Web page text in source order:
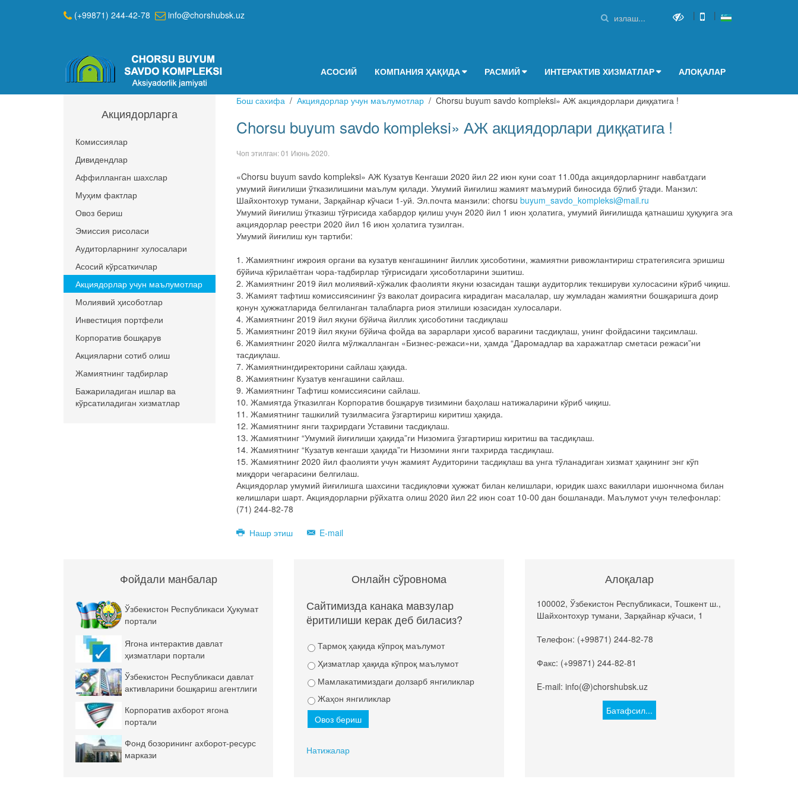
(+99871) 244-42-78 info@chorshubsk.uz | |
АСОСИЙ КОМПАНИЯ ҲАҚИДА РАСМИЙ ИНТЕРАКТИВ ХИЗМАТЛАР АЛОҚАЛАР
Бош сахифа Акциядорлар учун маълумотлар Chorsu buyum savdo komplеksi» АЖ акциядорлари диққатига !
Chorsu buyum savdo komplеksi» АЖ акциядорлари диққатига !
Чоп этилган:01 Июнь 2020
«Chorsu buyum savdo komplеksi» АЖ Кузатув Кенгаши 2020 йил 22 июн куни соат 11.00да акциядорларнинг навбатдаги
умумий йиғилиши ўтказилишини маълум қилади. Умумий йиғилиш жамият маъмурий биносида бўлиб ўтади. Манзил:
Шайхонтохур тумани, Зарқайнар кўчаси 1-уй. Эл.почта манзили: chorsubuyum_savdo_kompleksi@mail.ru
Умумий йиғилиш ўтказиш тўғрисида хабардор қилиш учун 2020 йил 1 июн ҳолатига, умумий йиғилишда қатнашиш ҳуқуқига эга
акциядорлар реестри 2020 йил 16 июн ҳолатига тузилган.
Умумий йиғилиш кун тартиби:
1. Жамиятнинг ижроия органи ва кузатув кенгашининг йиллик ҳисоботини, жамиятни ривожлантириш стратегиясига эришиш
бўйича кўрилаётган чора-тадбирлар тўғрисидаги ҳисоботларини эшитиш.
2. Жамиятнинг 2019 йил молиявий-хўжалик фаолияти якуни юзасидан ташқи аудиторлик текшируви хулосасини кўриб чиқиш.
3. Жамият тафтиш комиссиясининг ўз ваколат доирасига кирадиган масалалар, шу жумладан жамиятни бошқаришга доир
қонун ҳужжатларида белгиланган талабларга риоя этилиши юзасидан хулосалари.
4. Жамиятнинг 2019 йил якуни бўйича йиллик ҳисоботини тасдиқлаш
5. Жамиятнинг 2019 йил якуни бўйича фойда ва зарарлари ҳисоб варағини тасдиқлаш, унинг фойдасини тақсимлаш.
6. Жамиятнинг 2020 йилга мўлжалланган «Бизнес-режаси»ни, ҳамда “Даромадлар ва харажатлар сметаси режаси”ни
тасдиқлаш.
7. Жамиятнингдиректорини сайлаш ҳақида.
8. Жамиятнинг Кузатув кенгашини сайлаш.
9. Жамиятнинг Тафтиш комиссиясини сайлаш.
10. Жамиятда ўтказилган Корпоратив бошқарув тизимини баҳолаш натижаларини кўриб чиқиш.
11. Жамиятнинг ташкилий тузилмасига ўзгартириш киритиш ҳақида.
12. Жамиятнинг янги таҳрирдаги Уставини тасдиқлаш.
13. Жамиятнинг “Умумий йиғилиши ҳақида”ги Низомига ўзгартириш киритиш ва тасдиқлаш.
14. Жамиятнинг “Кузатув кенгаши ҳақида”ги Низомини янги тахрирда тасдиқлаш.
15. Жамиятнинг 2020 йил фаолияти учун жамият Аудиторини тасдиқлаш ва унга тўланадиган хизмат ҳақининг энг кўп
миқдори чегарасини белгилаш.
Акциядорлар умумий йиғилишга шахсини тасдиқловчи ҳужжат билан келишлари, юридик шахс вакиллари ишончнома билан
келишлари шарт. Акциядорларни рўйхатга олиш 2020 йил 22 июн соат 10-00 дан бошланади. Маълумот учун телефонлар:
(71) 244-82-78
Нашр этиш
E-mail
Акциядорларга
Комиссиялар
Дивидендлар
Аффилланган шахслар
Муҳим фактлар
Овоз бериш
Эмиссия рисоласи
Аудиторларнинг хулосалари
Асосий кўрсаткичлар
Акциядорлар учун маълумотлар
Молиявий ҳисоботлар
Инвестиция портфели
Корпоратив бошқарув
Акцияларни сотиб олиш
Жамиятнинг тадбирлар
Бажариладиган ишлар ва
кўрсатиладиган хизматлар
Фойдали манбалар
Ўзбекистон Республикаси Ҳукумат
портали
Ягона интерактив давлат
ҳизматлари портали
Ўзбекистон Республикаси давлат
активларини бошқариш агентлиги
Корпоратив ахборот ягона
портали
Фонд бозорининг ахборот-ресурс
маркази
Онлайн сўровнома
Сайтимизда канака мавзулар
ёритилиши керак деб биласиз?
Тармоқ ҳақида кўпроқ маълумот
Ҳизматлар ҳақида кўпроқ маълумот
Мамлакатимиздаги долзарб янгиликлар
Жаҳон янгиликлар
Натижалар
Алоқалар
100002, Ўзбекистон Республикаси, Тошкент ш.,
Шайхонтохур тумани, Зарқайнар кўчаси, 1
Телефон: (+99871) 244-82-78
Факс: (+99871) 244-82-81
E-mail: info(@)chorshubsk.uz
Батафсил...